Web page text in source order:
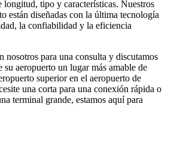
longitud, tipo y características. Nuestros
están diseñadas con la última tecnología
la confiabilidad y la eficiencia
nosotros para una consulta y discutamos
su aeropuerto un lugar más amable de
superior en el aeropuerto de
una corta para una conexión rápida o
terminal grande, estamos aquí para